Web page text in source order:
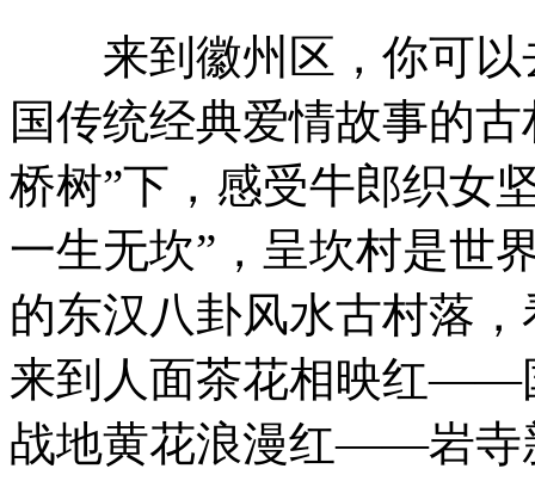
来到徽州区，你可以
国传统经典爱情故事的
桥树”下，感受牛郎织女
一生无坎”，呈坎村是世
的东汉八卦风水古村落
来到人面茶花相映红——
战地黄花浪漫红——岩寺